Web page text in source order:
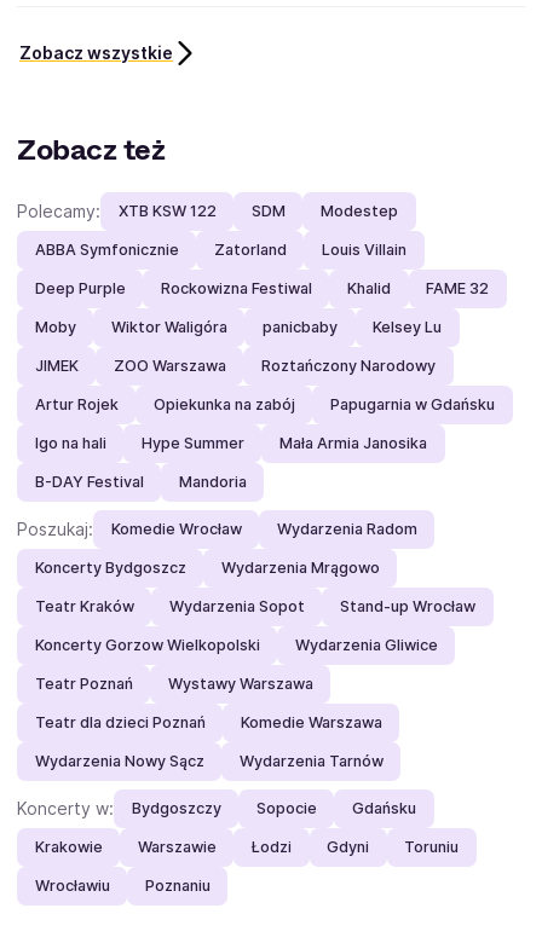
Zobacz wszystkie
Zobacz też
Polecamy: XTB KSW 122 SDM Modestep
ABBA Symfonicznie Zatorland Louis Villain
Deep Purple Rockowizna Festiwal Khalid FAME 32
Moby Wiktor Waligóra panicbaby Kelsey Lu
JIMEK ZOO Warszawa Roztańczony Narodowy
Artur Rojek Opiekunka na zabój Papugarnia w Gdańsku
Igo na hali Hype Summer Mała Armia Janosika
B-DAY Festival Mandoria
Poszukaj: Komedie Wrocław Wydarzenia Radom
Koncerty Bydgoszcz Wydarzenia Mrągowo
Teatr Kraków Wydarzenia Sopot Stand-up Wrocław
Koncerty Gorzow Wielkopolski Wydarzenia Gliwice
Teatr Poznań Wystawy Warszawa
Teatr dla dzieci Poznań Komedie Warszawa
Wydarzenia Nowy Sącz Wydarzenia Tarnów
Koncerty w: Bydgoszczy Sopocie Gdańsku
Krakowie Warszawie Łodzi Gdyni Toruniu
Wrocławiu Poznaniu